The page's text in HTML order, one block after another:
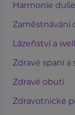
Harmonie
Zaměstnávání
Lázeňství a
Zdravé spaní a
Zdravé obutí
Zdravotnické